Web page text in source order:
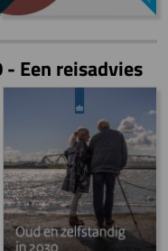
Een reisadvies